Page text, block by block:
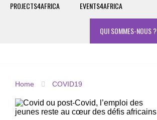
PROJECTS4AFRICA EVENTS4AFRICA
QUI SOMMES-NOUS ?
Home COVID19